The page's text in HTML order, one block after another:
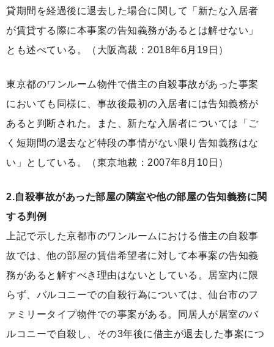
貸期間を経過後に退去した場合に関して「新たな入居者
が賃貸する際に本事案の告知義務があるとは解せない」
とも述べている。（大阪高裁：2018年6月19日）
東京都のワンルーム物件で借主の自殺事故があった事案
においても同様に、事故後最初の入居者には告知義務が
あると判断された。また、新たな入居者については「ご
く短期間の退去など特段の事情がない限り告知義務はな
い」としている。（東京地裁：2007年8月10日）
2.自殺事故があった部屋の隣室や他の部屋の告知義務に関
する判例
上記で示した京都市のワンルームにおける借主の自殺事
故では、他の部屋の賃借希望者に対して本事案の告知義
務があると解すべき理由はないとしている。居室内に限
らず、バルコニーでの自殺行為については、仙台市のフ
ァミリータイプ物件での事案がある。同居人が居室のバ
ルコニーで自殺し、その3年後に借主が退去した事案につ